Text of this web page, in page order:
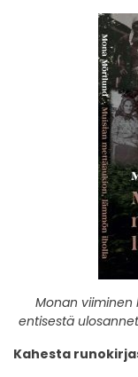
Monan viiminen
entisestä
Kahesta